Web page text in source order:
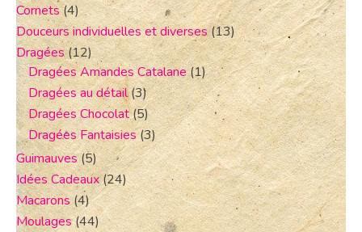
Cornets(4)
Douceurs individuelles et diverses (13)
Dragées(12)
Dragées Amandes Catalane(1)
Dragées au détail(3)
Dragées Chocolat(5)
Dragées Fantaisies (3)
Guimauves (5)
Idées Cadeaux(24)
Macarons(4)
Moulages(44)